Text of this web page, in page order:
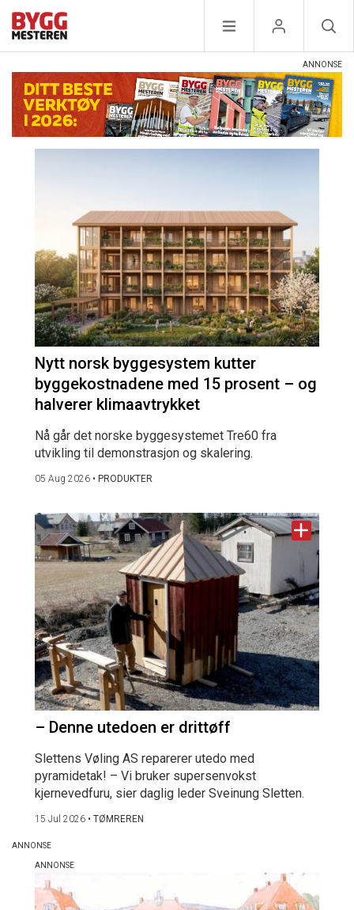
Nytt norsk byggesystem kutter
byggekostnadene med 15 prosent – og
halverer klimaavtrykket
Nå går det norske byggesystemet Tre60 fra
utvikling til demonstrasjon og skalering.
05 Aug 2026 • PRODUKTER
– Denne utedoen er drittøff
Slettens Vøling AS reparerer utedo med
pyramidetak! – Vi bruker supersenvokst
kjernevedfuru, sier daglig leder Sveinung Sletten.
15 Jul 2026 • TØMREREN